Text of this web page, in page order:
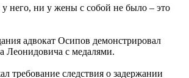
у него, ни у жены с собой не было – это
адвокат Осипов демонстрировал
Леонидовича с медалями.
требование следствия о задержании